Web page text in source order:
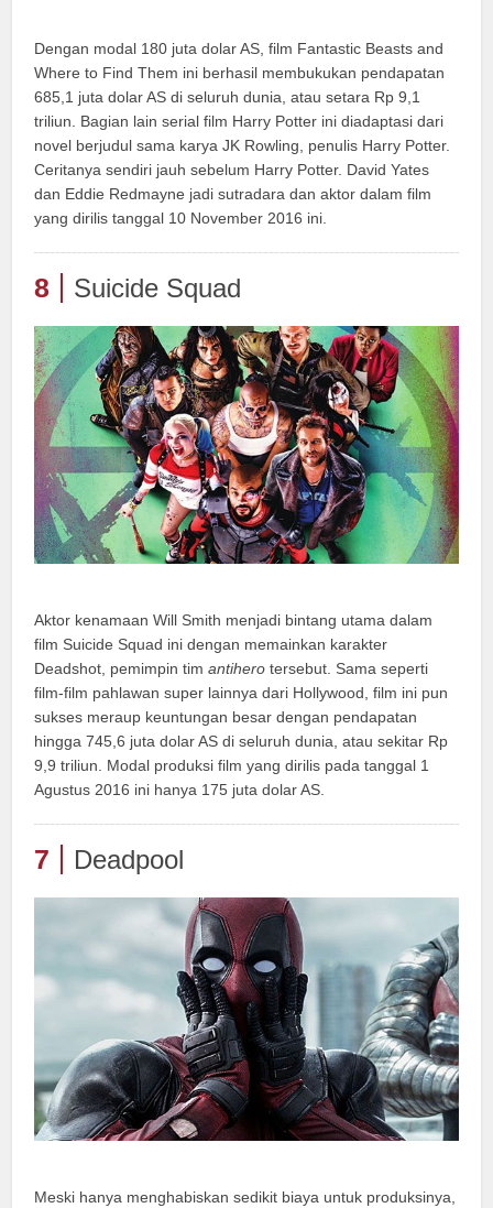
Dengan modal 180 juta dolar AS, film Fantastic Beasts and
Where to Find Them ini berhasil membukukan pendapatan
685,1 juta dolar AS di seluruh dunia, atau setara Rp 9,1
triliun. Bagian lain serial film Harry Potter ini diadaptasi dari
novel berjudul sama karya JK Rowling, penulis Harry Potter.
Ceritanya sendiri jauh sebelum Harry Potter. David Yates
dan Eddie Redmayne jadi sutradara dan aktor dalam film
yang dirilis tanggal 10 November 2016 ini.
8 Suicide Squad
Aktor kenamaan Will Smith menjadi bintang utama dalam
film Suicide Squad ini dengan memainkan karakter
Deadshot, pemimpin timantihero tersebut. Sama seperti
film-film pahlawan super lainnya dari Hollywood, film ini pun
sukses meraup keuntungan besar dengan pendapatan
hingga 745,6 juta dolar AS di seluruh dunia, atau sekitar Rp
9,9 triliun. Modal produksi film yang dirilis pada tanggal 1
Agustus 2016 ini hanya 175 juta dolar AS.
7 Deadpool
Meski hanya menghabiskan sedikit biaya untuk produksinya,